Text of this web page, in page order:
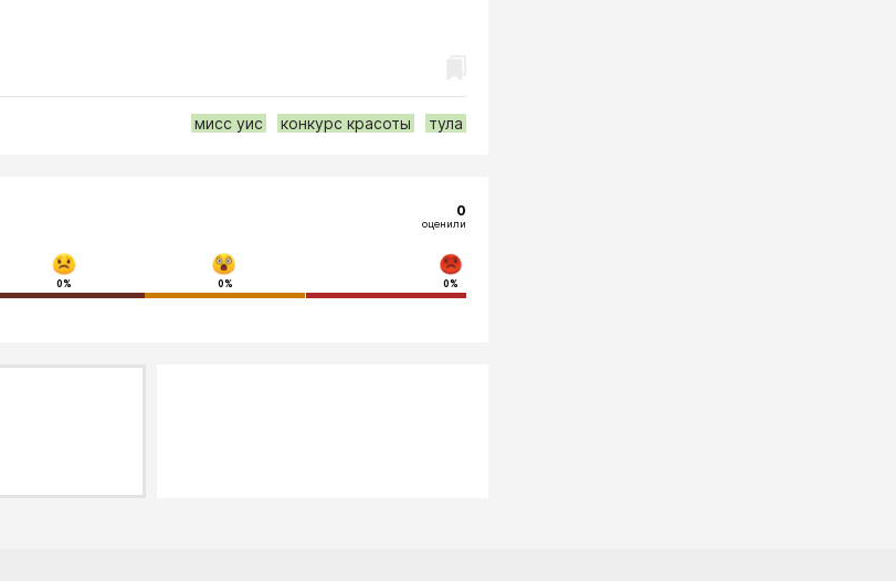
мисс уис конкурс красоты тула
0
оценили
0% 0% 0%